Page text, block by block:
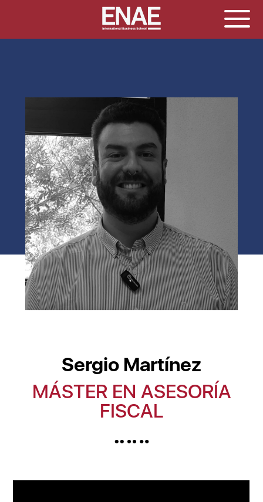
Sergio Martínez
MÁSTER EN ASESORÍA
FISCAL